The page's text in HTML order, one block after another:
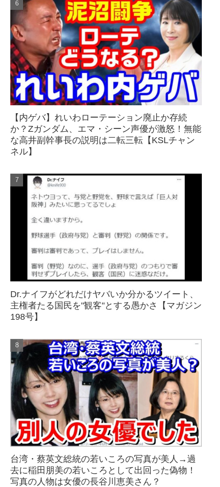
【内ゲバ】れいわローテーション廃止か存続
か？Zガンダム、エマ・シーン声優が激怒！無能
な高井副幹事長の説明は二転三転【KSLチャン
ネル】
Dr.ナイフがどれだけヤバいか分かるツイート、
主権者たる国民を"観客"とする愚かさ【マガジン
198号】
台湾・蔡英文総統の若いころの写真が美人→過
去に稲田朋美の若いころとして出回った偽物！
写真の人物は女優の長谷川恵美さん？